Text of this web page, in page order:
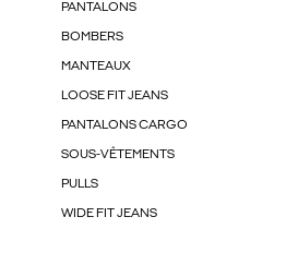
PANTALONS
BOMBERS
MANTEAUX
LOOSE FIT JEANS
PANTALONS CARGO
SOUS-VÊTEMENTS
PULLS
WIDE FIT JEANS